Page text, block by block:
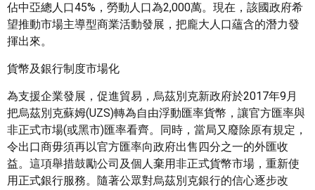
佔中亞總人口45%，勞動人口為2,000萬。現在，該國政府希
望推動市場主導型商業活動發展，把龐大人口蘊含的潛力發
揮出來。
貨幣及銀行制度市場化
為支援企業發展，促進貿易，烏茲別克新政府於2017年9月
把烏茲別克蘇姆(UZS)轉為自由浮動匯率貨幣，讓官方匯率與
非正式市場(或黑市)匯率看齊。同時，當局又廢除原有規定，
令出口商毋須再以官方匯率向政府出售四分之一的外匯收
益。這項舉措鼓勵公司及個人棄用非正式貨幣市場，重新使
用正式銀行服務。隨著公眾對烏茲別克銀行的信心逐步改